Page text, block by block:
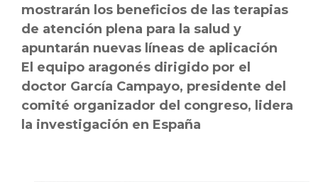
mostrarán los beneficios de las terapias
de atención plena para la salud y
apuntarán nuevas líneas de aplicación
El equipo aragonés dirigido por el
doctor García Campayo, presidente del
comité organizador del congreso, lidera
la investigación en España